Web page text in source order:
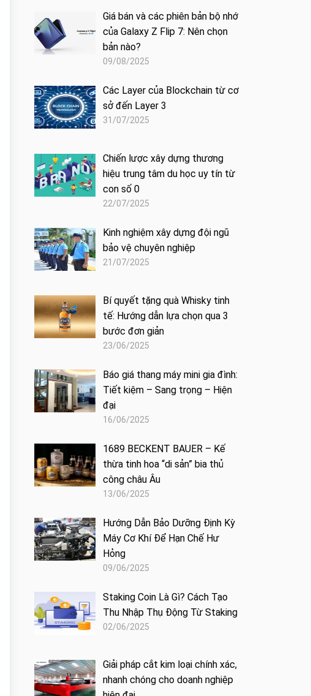
Giá bán và các phiên bản bộ nhớ
của Galaxy Z Flip 7: Nên chọn
bản nào?
09/08/2025
Các Layer của Blockchain từ cơ
sở đến Layer 3
31/07/2025
Chiến lược xây dựng thương
hiệu trung tâm du học uy tín từ
con số 0
22/07/2025
Kinh nghiệm xây dựng đội ngũ
bảo vệ chuyên nghiệp
21/07/2025
Bí quyết tặng quà Whisky tinh
tế: Hướng dẫn lựa chọn qua 3
bước đơn giản
23/06/2025
Báo giá thang máy mini gia đình:
Tiết kiệm – Sang trọng – Hiện
đại
16/06/2025
1689 BECKENT BAUER – Kế
thừa tinh hoa “di sản” bia thủ
công châu Âu
13/06/2025
Hướng Dẫn Bảo Dưỡng Định Kỳ
Máy Cơ Khí Để Hạn Chế Hư
Hỏng
09/06/2025
Staking Coin Là Gì? Cách Tạo
Thu Nhập Thụ Động Từ Staking
02/06/2025
Giải pháp cắt kim loại chính xác,
nhanh chóng cho doanh nghiệp